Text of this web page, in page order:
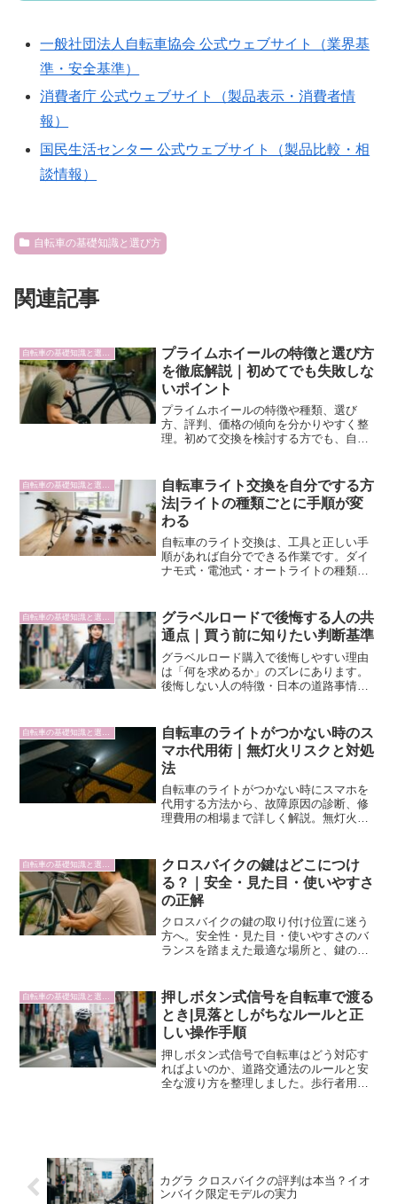
一般社団法人自転車協会 公式ウェブサイト（業界基
準・安全基準）
消費者庁 公式ウェブサイト（製品表示・消費者情
報）
国民生活センター 公式ウェブサイト（製品比較・相
談情報）
自転車の基礎知識と選び方
関連記事
プライムホイールの特徴と選び方
を徹底解説｜初めてでも失敗しな
いポイント
プライムホイールの特徴や種類、選び
方、評判、価格の傾向を分かりやすく整
理。初めて交換を検討する方でも、自分
自転車の基礎知識と選び方
自転車ライト交換を自分でする方
法|ライトの種類ごとに手順が変
わる
自転車のライト交換は、工具と正しい手
順があれば自分でできる作業です。ダイ
ナモ式・電池式・オートライトの種類別
自転車の基礎知識と選び方
グラベルロードで後悔する人の共
通点｜買う前に知りたい判断基準
グラベルロード購入で後悔しやすい理由
は「何を求めるか」のズレにあります。
後悔しない人の特徴・日本の道路事情・
自転車のライトがつかない時のス
マホ代用術｜無灯火リスクと対処
法
自転車のライトがつかない時にスマホを
代用する方法から、故障原因の診断、修
理費用の相場まで詳しく解説。無灯火運
す。
クロスバイクの鍵はどこにつけ
る？｜安全・見た目・使いやすさ
の正解
クロスバイクの鍵の取り付け位置に迷う
方へ。安全性・見た目・使いやすさのバ
ランスを踏まえた最適な場所と、鍵の種
自転車の基礎知識と選び方
押しボタン式信号を自転車で渡る
とき|見落としがちなルールと正
しい操作手順
押しボタン式信号で自転車はどう対応す
ればよいのか、道路交通法のルールと安
全な渡り方を整理しました。歩行者用と
カグラ クロスバイクの評判は本当？イオ
ンバイク限定モデルの実力